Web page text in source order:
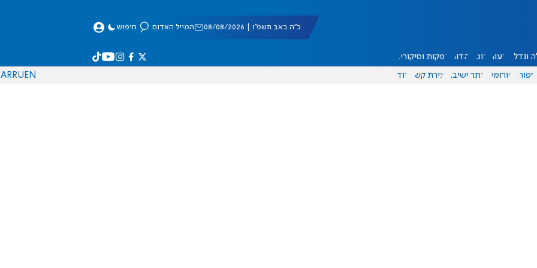
כ"ה באב תשפ"ו | 08/08/2026 המייל האדום חיפוש
ונדל"ן דעות אוכל יהדות הפקות וסיקורים
ספורט פורומים אתר ישיבה יצירת קשר עוד EN
RU
AR